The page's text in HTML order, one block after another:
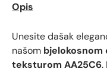
Opis
Unesite dašak
našom
teksturomAA25C6.